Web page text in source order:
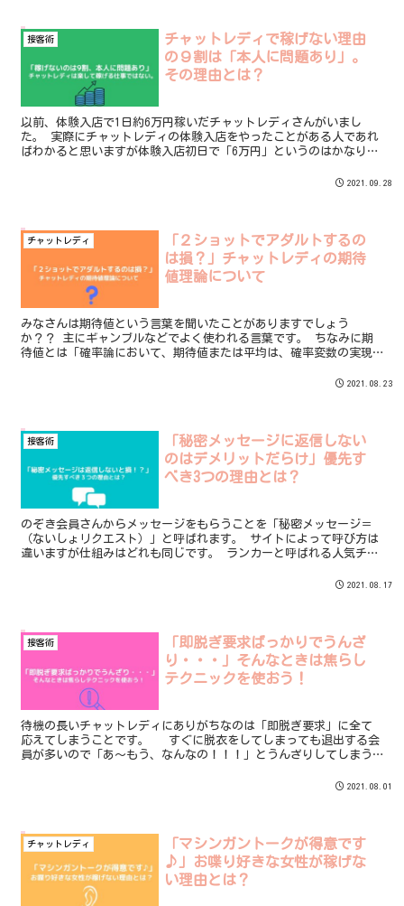
接客術
チャットレディで稼げない理由
の９割は「本人に問題あり」。
その理由とは？
以前、体験入店で1日約6万円稼いだチャットレディさんがいまし
た。 実際にチャットレディの体験入店をやったことがある人であれ
ばわかると思いますが体験入店初日で「6万円」というのはかなりの
関わらずにパーティチャットで10人overののぞきをつけて時給1万円
2021.09.28
チャットレディ
「２ショットでアダルトするの
は損？」チャットレディの期待
値理論について
みなさんは期待値という言葉を聞いたことがありますでしょう
か？？ 主にギャンブルなどでよく使われる言葉です。 ちなみに期
待値とは「確率論において、期待値または平均は、確率変数の実現
2021.08.23
接客術
「秘密メッセージに返信しない
のはデメリットだらけ」優先す
べき3つの理由とは？
のぞき会員さんからメッセージをもらうことを「秘密メッセージ＝
（ないしょリクエスト）」と呼ばれます。 サイトによって呼び方は
違いますが仕組みはどれも同じです。 ランカーと呼ばれる人気チャ
にもらうように誘導をして高額な報酬をもらっている方もいます。
2021.08.17
接客術
「即脱ぎ要求ばっかりでうんざ
り・・・」そんなときは焦らし
テクニックを使おう！
待機の長いチャットレディにありがちなのは「即脱ぎ要求」に全て
応えてしまうことです。 すぐに脱衣をしてしまっても退出する会
員が多いので「あ～もう、なんなの！！！」とうんざりしてしまう
2021.08.01
チャットレディ
「マシンガントークが得意です
♪」お喋り好きな女性が稼げな
い理由とは？